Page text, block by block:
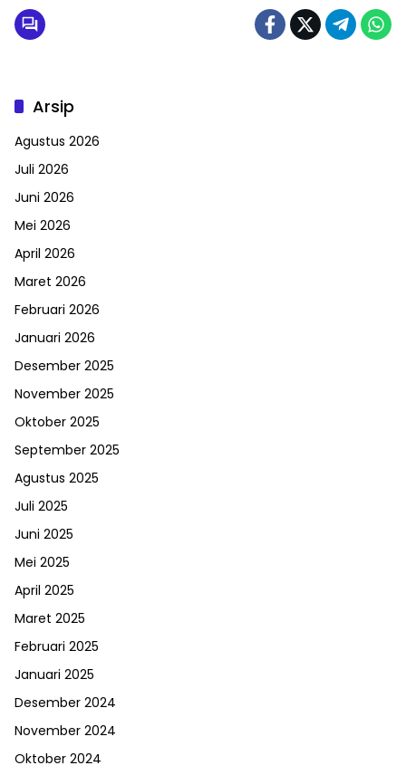
Arsip
Agustus 2026
Juli 2026
Juni 2026
Mei 2026
April 2026
Maret 2026
Februari 2026
Januari 2026
Desember 2025
November 2025
Oktober 2025
September 2025
Agustus 2025
Juli 2025
Juni 2025
Mei 2025
April 2025
Maret 2025
Februari 2025
Januari 2025
Desember 2024
November 2024
Oktober 2024